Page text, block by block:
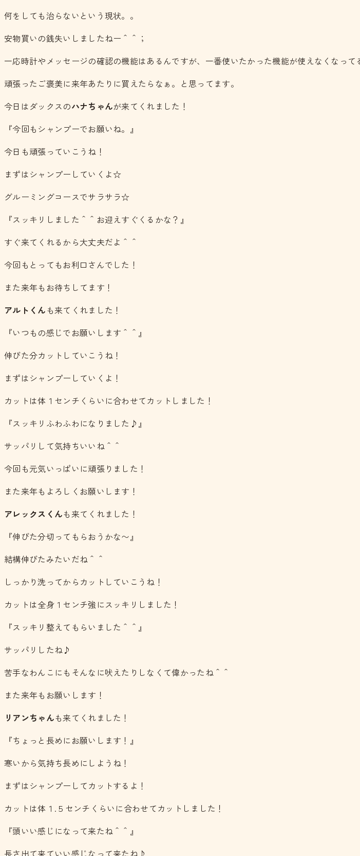
何をしても治らないという現状。。
安物買いの銭失いしましたねー＾＾；
一応時計やメッセージの確認の機能はあるんですが、一番使いたかった機能が使えなくなっ
頑張ったご褒美に来年あたりに買えたらなぁ。と思ってます。
今日はダックスのハナちゃんが来てくれました！
『今回もシャンプーでお願いね。』
今日も頑張っていこうね！
まずはシャンプーしていくよ☆
グルーミングコースでサラサラ☆
『スッキリしました＾＾お迎えすぐくるかな？』
すぐ来てくれるから大丈夫だよ＾＾
今回もとってもお利口さんでした！
また来年もお待ちしてます！
アルトくんも来てくれました！
『いつもの感じでお願いします＾＾』
伸びた分カットしていこうね！
まずはシャンプーしていくよ！
カットは体１センチくらいに合わせてカットしました！
『スッキリふわふわになりました♪』
サッパリして気持ちいいね＾＾
今回も元気いっぱいに頑張りました！
また来年もよろしくお願いします！
アレックスくんも来てくれました！
『伸びた分切ってもらおうかな〜』
結構伸びたみたいだね＾＾
しっかり洗ってからカットしていこうね！
カットは全身１センチ強にスッキリしました！
『スッキリ整えてもらいました＾＾』
サッパリしたね♪
苦手なわんこにもそんなに吠えたりしなくて偉かったね＾＾
また来年もお願いします！
リアンちゃんも来てくれました！
『ちょっと長めにお願いします！』
寒いから気持ち長めにしようね！
まずはシャンプーしてカットするよ！
カットは体１.５センチくらいに合わせてカットしました！
『頭いい感じになって来たね＾＾』